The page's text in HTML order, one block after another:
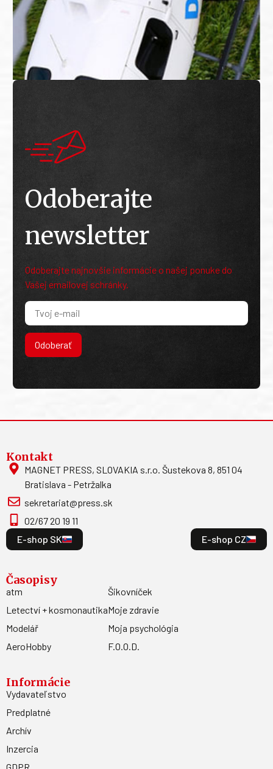
Odoberajte
newsletter
Odoberajte najnovšie informácie o našej ponuke do
Vašej emailovej schránky.
Odoberať
Kontakt
MAGNET PRESS, SLOVAKIA s.r.o. Šustekova 8, 851 04
Bratislava - Petržalka
sekretariat@press.sk
02/67 20 19 11
E-shop SK
E-shop CZ
Časopisy
atm
Letectví + kosmonautika
Modelář
AeroHobby
Šikovníček
Moje zdravie
Moja psychológia
F.O.O.D.
Informácie
Vydavateľstvo
Predplatné
Archív
Inzercia